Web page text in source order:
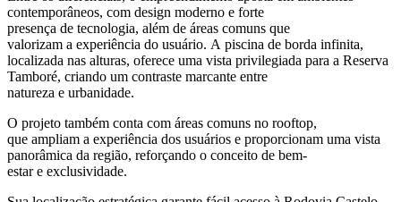
contemporâneos, com design moderno e forte
presença de tecnologia, além de áreas comuns que
valorizam a experiência do usuário. A piscina de borda infinita,
localizada nas alturas, oferece uma vista privilegiada para a Reserva
Tamboré, criando um contraste marcante entre
natureza e urbanidade.
O projeto também conta com áreas comuns no rooftop,
que ampliam a experiência dos usuários e proporcionam uma vista
panorâmica da região, reforçando o conceito de bem-
estar e exclusividade.